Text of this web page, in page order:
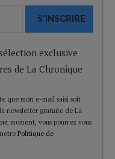
S'INSCRIRE
exclusive
de La Chronique
que mon e-mail saisi soit
newsletter gratuite de La
moment, vous pourrez vous
Politique de